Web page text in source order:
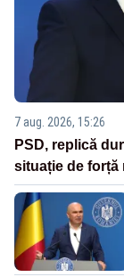
7 aug. 2026, 15:26
PSD, replică
situație de forță